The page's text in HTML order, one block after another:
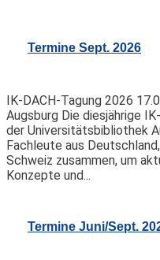
Termine Sept. 2026
IK-DACH-Tagung 2026
Augsburg Die diesjährige
der Universitätsbibliothek
Fachleute aus
Schweiz zusammen, um
Konzepte und...
Termine Juni/Sept.